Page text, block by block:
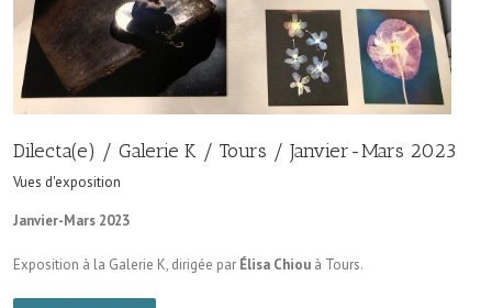
Dilecta(e) / Galerie K / Tours / Janvier-Mars 2023
Vues d'exposition
Janvier-Mars 2023
Exposition à la Galerie K, dirigée par Élisa Chiou à Tours.